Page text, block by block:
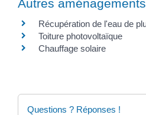
Autres aménagements
Récupération de l'eau de
Toiture photovoltaïque
Chauffage solaire
Questions ? Réponses !